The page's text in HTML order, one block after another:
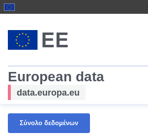
European data
data.europa.eu
Σύνολο δεδομένων